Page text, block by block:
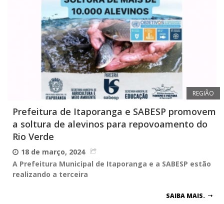
REGIÃO
Prefeitura de Itaporanga e SABESP promovem
a soltura de alevinos para repovoamento do
Rio Verde
18 de março, 2024
A Prefeitura Municipal de Itaporanga e a SABESP estão
realizando a terceira
SAIBA MAIS.